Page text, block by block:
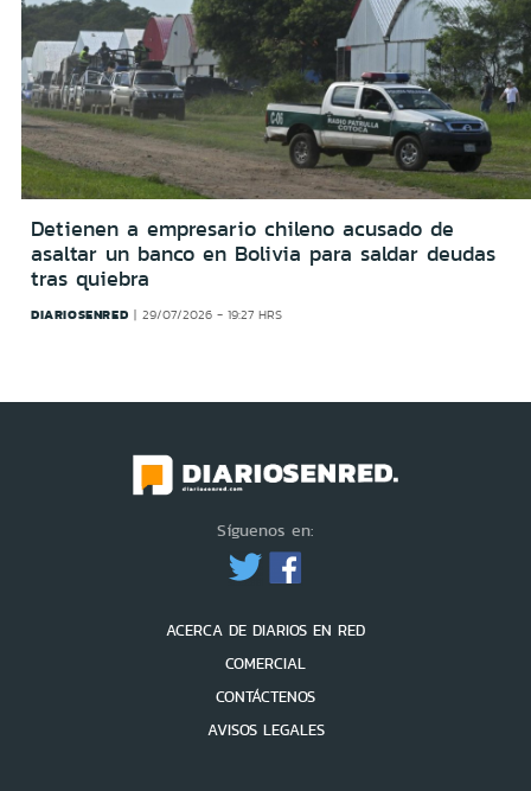
Detienen a empresario chileno acusado de
asaltar un banco en Bolivia para saldar deudas
tras quiebra
DIARIOSENRED 29/07/2026 - 19:27 HRS
Síguenos en:
ACERCA DE DIARIOS EN RED
COMERCIAL
CONTÁCTENOS
AVISOS LEGALES